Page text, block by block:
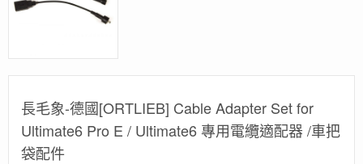
長毛象-德國[ORTLIEB] Cable Adapter Set for
Ultimate6 Pro E / Ultimate6 專用電纜適配器 /車把
袋配件